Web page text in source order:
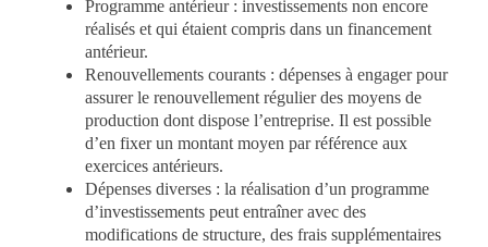
Programme antérieur : investissements non encore
réalisés et qui étaient compris dans un financement
antérieur.
Renouvellements courants : dépenses à engager pour
assurer le renouvellement régulier des moyens de
production dont dispose l’entreprise. Il est possible
d’en fixer un montant moyen par référence aux
exercices antérieurs.
Dépenses diverses : la réalisation d’un programme
d’investissements peut entraîner avec des
modifications de structure, des frais supplémentaires